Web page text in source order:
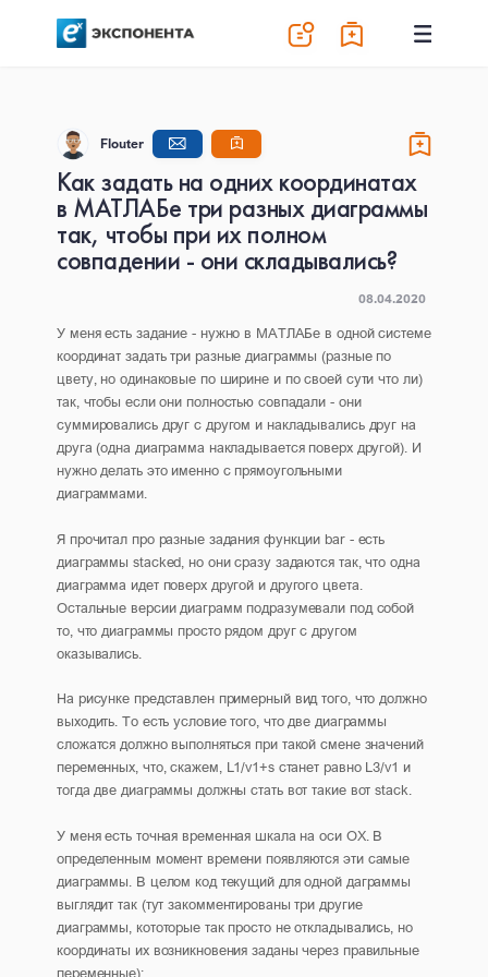
Flouter
Как задать на одних координатах
в МАТЛАБе три разных диаграммы
так, чтобы при их полном
совпадении - они складывались?
08.04.2020
У меня есть задание - нужно в МАТЛАБе в одной системе
координат задать три разные диаграммы (разные по
цвету, но одинаковые по ширине и по своей сути что ли)
так, чтобы если они полностью совпадали - они
суммировались друг с другом и накладывались друг на
друга (одна диаграмма накладывается поверх другой). И
нужно делать это именно с прямоугольными
диаграммами.
Я прочитал про разные задания функции bar - есть
диаграммы stacked, но они сразу задаются так, что одна
диаграмма идет поверх другой и другого цвета.
Остальные версии диаграмм подразумевали под собой
то, что диаграммы просто рядом друг с другом
оказывались.
На рисунке представлен примерный вид того, что должно
выходить. То есть условие того, что две диаграммы
сложатся должно выполняться при такой смене значений
переменных, что, скажем, L1/v1+s станет равно L3/v1 и
тогда две диаграммы должны стать вот такие вот stack.
У меня есть точная временная шкала на оси OX. В
определенным момент времени появляются эти самые
диаграммы. В целом код текущий для одной даграммы
выглядит так (тут закомментированы три другие
диаграммы, кототорые так просто не откладывались, но
координаты их возникновения заданы через правильные
переменные):